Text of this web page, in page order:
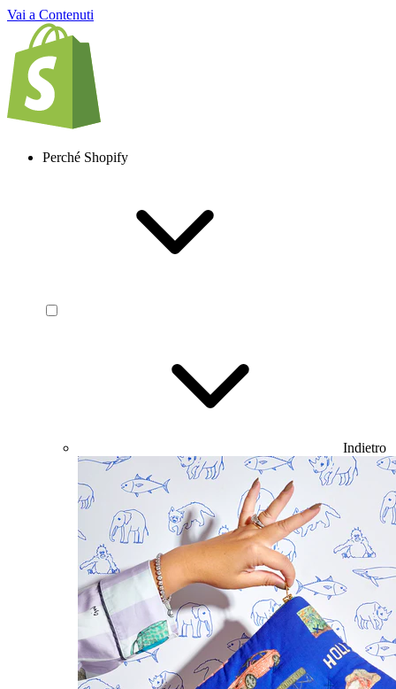
Vai a Contenuti
Perché Shopify
Indietro